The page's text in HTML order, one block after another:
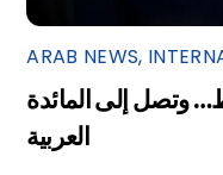
ARAB NEWS,
وتصل إلى المائدة
العربية